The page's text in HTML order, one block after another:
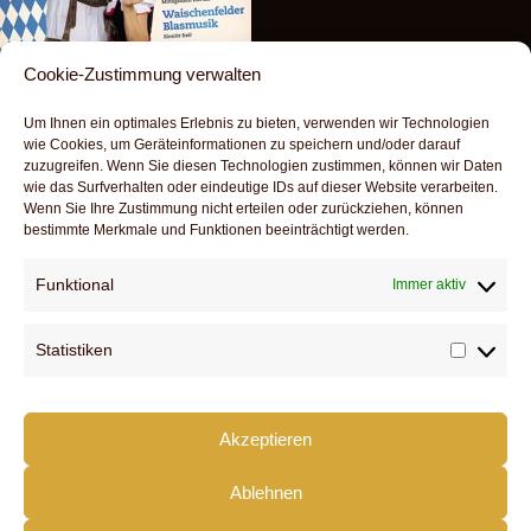
Cookie-Zustimmung verwalten
Um Ihnen ein optimales Erlebnis zu bieten, verwenden wir Technologien
wie Cookies, um Geräteinformationen zu speichern und/oder darauf
zuzugreifen. Wenn Sie diesen Technologien zustimmen, können wir Daten
wie das Surfverhalten oder eindeutige IDs auf dieser Website verarbeiten.
Wenn Sie Ihre Zustimmung nicht erteilen oder zurückziehen, können
bestimmte Merkmale und Funktionen beeinträchtigt werden.
Funktional Immer aktiv
Statistiken
Akzeptieren
Ablehnen
Schreibe einen Kommentar
Du musst
sein, um einen Kommentar
DOWNLOADS
KONTAKT